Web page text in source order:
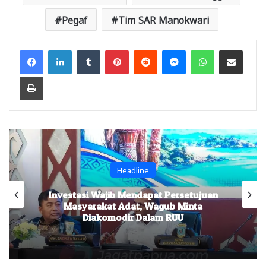
Pegaf Tim SAR Manokwari
FacebookLinkedInTumblr PinterestReddit MessengerWhatsAppShare via Email
Print
Headline
Investasi Wajib Mendapat Persetujuan
Masyarakat Adat, Wagub Minta
Diakomodir Dalam RUU